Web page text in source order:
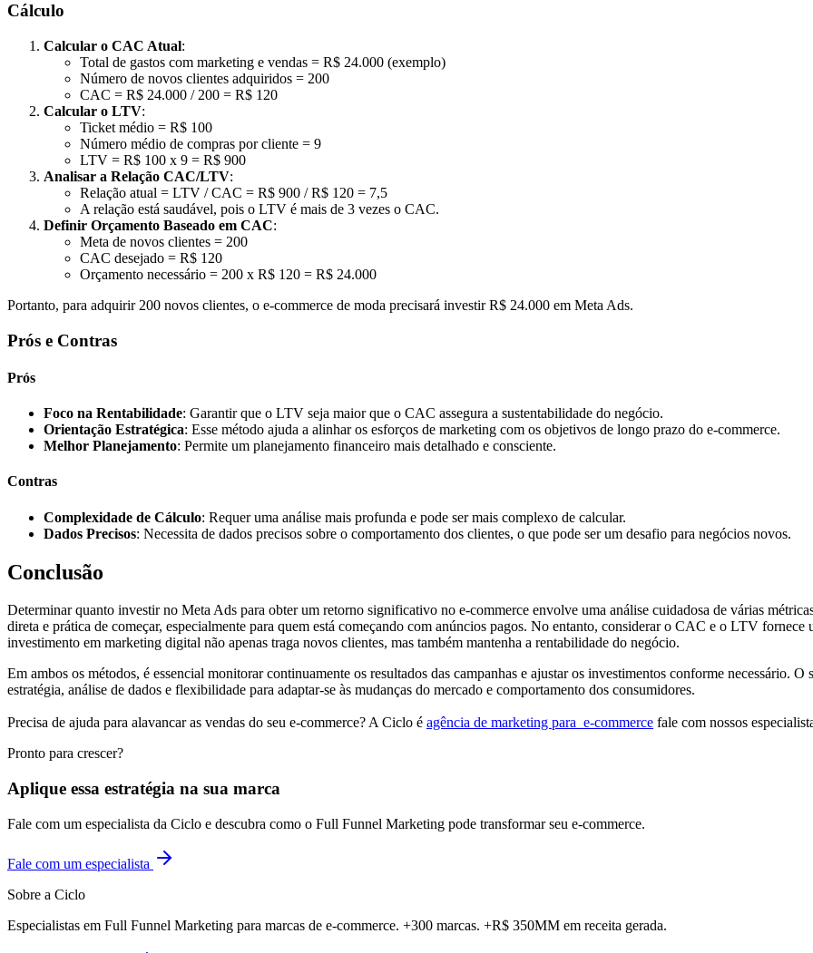
Cálculo
Calcular o CAC Atual:
Total de gastos com marketing e vendas = R$ 24.000 (exemplo)
Número de novos clientes adquiridos = 200
CAC = R$ 24.000 / 200 = R$ 120
Calcular o LTV:
Ticket médio = R$ 100
Número médio de compras por cliente = 9
LTV = R$ 100 x 9 = R$ 900
Analisar a Relação CAC/LTV:
Relação atual = LTV / CAC = R$ 900 / R$ 120 = 7,5
A relação está saudável, pois o LTV é mais de 3 vezes o CAC.
Definir Orçamento Baseado em CAC:
Meta de novos clientes = 200
CAC desejado = R$ 120
Orçamento necessário = 200 x R$ 120 = R$ 24.000
Portanto, para adquirir 200 novos clientes, o e-commerce de moda precisará investir R$ 24.000 em Meta Ads.
Prós e Contras
Prós
Foco na Rentabilidade: Garantir que o LTV seja maior que o CAC assegura a sustentabilidade do negócio.
Orientação Estratégica: Esse método ajuda a alinhar os esforços de marketing com os objetivos de longo prazo do e-commerce.
Melhor Planejamento: Permite um planejamento financeiro mais detalhado e consciente.
Contras
Complexidade de Cálculo: Requer uma análise mais profunda e pode ser mais complexo de calcular.
Dados Precisos: Necessita de dados precisos sobre o comportamento dos clientes, o que pode ser um desafio para negócios novos.
Conclusão
Determinar quanto investir no Meta Ads para obter um retorno significativo no e-commerce envolve uma análise cuidadosa de várias
direta e prática de começar, especialmente para quem está começando com anúncios pagos. No entanto, considerar o CAC e o LTV
investimento em marketing digital não apenas traga novos clientes, mas também mantenha a rentabilidade do negócio.
Em ambos os métodos, é essencial monitorar continuamente os resultados das campanhas e ajustar os investimentos conforme necessário.
estratégia, análise de dados e flexibilidade para adaptar-se às mudanças do mercado e comportamento dos consumidores.
Precisa de ajuda para alavancar as vendas do seu e-commerce? A Ciclo é agência de marketing para e-commerce fale com nossos
Pronto para crescer?
Aplique essa estratégia na sua marca
Fale com um especialista da Ciclo e descubra como o Full Funnel Marketing pode transformar seu e-commerce.
Fale com um especialista
Sobre a Ciclo
Especialistas em Full Funnel Marketing para marcas de e-commerce. +300 marcas. +R$ 350MM em receita gerada.